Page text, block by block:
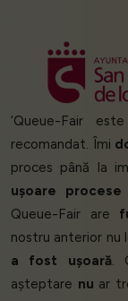
‘Queue-Fair
recomandat. Îmi
proces până la
ușoare procese
Queue-Fair are
nostru anterior nu
a fost ușoară.
așteptare nu ar